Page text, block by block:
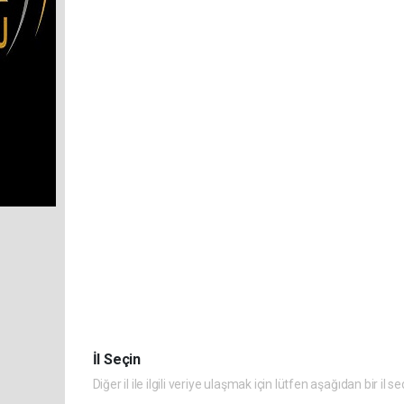
İl Seçin
Diğer il ile ilgili veriye ulaşmak için lütfen aşağıdan bir il